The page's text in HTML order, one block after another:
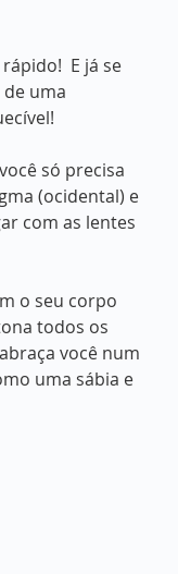
E já se
uma
só precisa
(ocidental) e
com as lentes
o seu corpo
todos os
você num
uma sábia e